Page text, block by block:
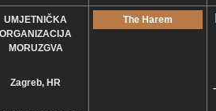
UMJETNIČKA
ORGANIZACIJA
MORUZGVA
Zagreb, HR
The Harem